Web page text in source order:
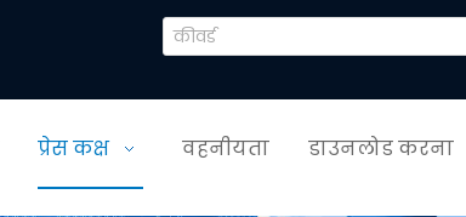
प्रेस कक्ष वहनीयता डाउनलोड करना